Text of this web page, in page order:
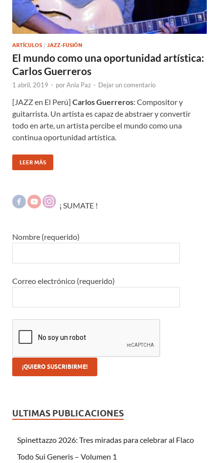
ARTÍCULOS / JAZZ-FUSIÓN
El mundo como una oportunidad artística:
Carlos Guerreros
1 abril, 2019 - porAnia Paz - Dejar un comentario
[JAZZ en El Perú] Carlos Guerreros: Compositor y
guitarrista. Un artista es capaz de abstraer y convertir
todo en arte, un artista percibe el mundo como una
continua oportunidad artística.
LEER MÁS
¡ SUMATE !
Nombre (requerido)
Correo electrónico (requerido)
ULTIMAS PUBLICACIONES
Spinettazzo 2026: Tres miradas para celebrar al Flaco
Todo Sui Generis – Volumen 1